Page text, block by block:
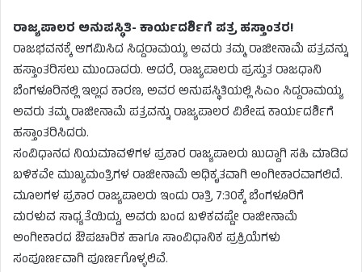
ರಾಜ್ಯಪಾಲರ ಅನುಪಸ್ಥಿತಿ- ಕಾರ್ಯದರ್ಶಿಗೆ ಪತ್ರ ಹಸ್ತಾಂತರ!
ರಾಜಭವನಕ್ಕೆ ಆಗಮಿಸಿದ ಸಿದ್ದರಾಮಯ್ಯ ಅವರು ತಮ್ಮ ರಾಜೀನಾಮೆ ಪತ್ರವನ್ನು
ಹಸ್ತಾಂತರಿಸಲು ಮುಂದಾದರು. ಆದರೆ, ರಾಜ್ಯಪಾಲರು ಪ್ರಸ್ತುತ ರಾಜಧಾನಿ
ಬೆಂಗಳೂರಿನಲ್ಲಿ ಇಲ್ಲದ ಕಾರಣ, ಅವರ ಅನುಪಸ್ಥಿತಿಯಲ್ಲಿ ಸಿಎಂ ಸಿದ್ದರಾಮಯ್ಯ
ಅವರು ತಮ್ಮ ರಾಜೀನಾಮೆ ಪತ್ರವನ್ನು ರಾಜ್ಯಪಾಲರ ವಿಶೇಷ ಕಾರ್ಯದರ್ಶಿಗೆ
ಹಸ್ತಾಂತರಿಸಿದರು.
ಸಂವಿಧಾನದ ನಿಯಮಾವಳಿಗಳ ಪ್ರಕಾರ ರಾಜ್ಯಪಾಲರು ಖುದ್ದಾಗಿ ಸಹಿ ಮಾಡಿದ
ಬಳಿಕವೇ ಮುಖ್ಯಮಂತ್ರಿಗಳ ರಾಜೀನಾಮೆ ಅಧಿಕೃತವಾಗಿ ಅಂಗೀಕಾರವಾಗಲಿದೆ.
ಮೂಲಗಳ ಪ್ರಕಾರ ರಾಜ್ಯಪಾಲರು ಇಂದು ರಾತ್ರಿ 7:30ಕ್ಕೆ ಬೆಂಗಳೂರಿಗೆ
ಮರಳುವ ಸಾಧ್ಯತೆಯಿದ್ದು, ಅವರು ಬಂದ ಬಳಿಕವಷ್ಟೇ ರಾಜೀನಾಮೆ
ಅಂಗೀಕಾರದ ಔಪಚಾರಿಕ ಹಾಗೂ ಸಾಂವಿಧಾನಿಕ ಪ್ರಕ್ರಿಯೆಗಳು
ಸಂಪೂರ್ಣವಾಗಿ ಪೂರ್ಣಗೊಳ್ಳಲಿವೆ.